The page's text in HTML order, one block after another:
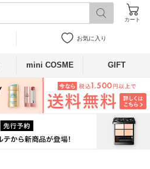
カート
お気に入り
mini COSME GIFT